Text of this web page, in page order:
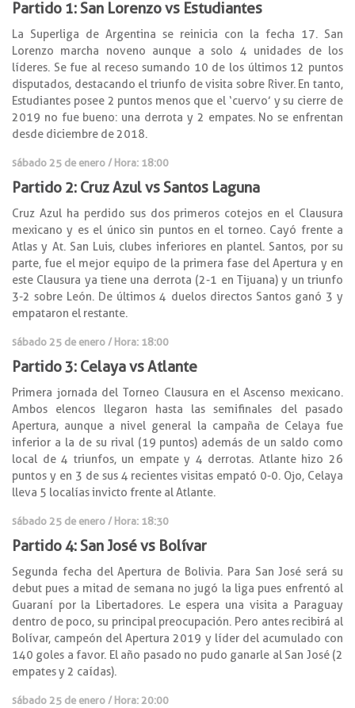
Partido 1: San Lorenzo vs Estudiantes
La Superliga de Argentina se reinicia con la fecha 17. San
Lorenzo marcha noveno aunque a solo 4 unidades de los
líderes. Se fue al receso sumando 10 de los últimos 12 puntos
disputados, destacando el triunfo de visita sobre River. En tanto,
Estudiantes posee 2 puntos menos que el ‘cuervo’ y su cierre de
2019 no fue bueno: una derrota y 2 empates. No se enfrentan
desde diciembre de 2018.
sábado 25 de enero / Hora: 18:00
Partido 2: Cruz Azul vs Santos Laguna
Cruz Azul ha perdido sus dos primeros cotejos en el Clausura
mexicano y es el único sin puntos en el torneo. Cayó frente a
Atlas y At. San Luis, clubes inferiores en plantel. Santos, por su
parte, fue el mejor equipo de la primera fase del Apertura y en
este Clausura ya tiene una derrota (2-1 en Tijuana) y un triunfo
3-2 sobre León. De últimos 4 duelos directos Santos ganó 3 y
empataron el restante.
sábado 25 de enero / Hora: 18:00
Partido 3: Celaya vs Atlante
Primera jornada del Torneo Clausura en el Ascenso mexicano.
Ambos elencos llegaron hasta las semifinales del pasado
Apertura, aunque a nivel general la campaña de Celaya fue
inferior a la de su rival (19 puntos) además de un saldo como
local de 4 triunfos, un empate y 4 derrotas. Atlante hizo 26
puntos y en 3 de sus 4 recientes visitas empató 0-0. Ojo, Celaya
lleva 5 localías invicto frente al Atlante.
sábado 25 de enero / Hora: 18:30
Partido 4: San José vs Bolívar
Segunda fecha del Apertura de Bolivia. Para San José será su
debut pues a mitad de semana no jugó la liga pues enfrentó al
Guaraní por la Libertadores. Le espera una visita a Paraguay
dentro de poco, su principal preocupación. Pero antes recibirá al
Bolívar, campeón del Apertura 2019 y líder del acumulado con
140 goles a favor. El año pasado no pudo ganarle al San José (2
empates y 2 caídas).
sábado 25 de enero / Hora: 20:00